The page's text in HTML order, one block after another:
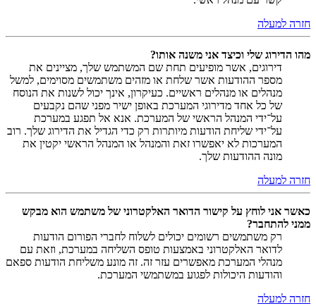
חזרה למעלה
מהו הדירוג שלי וכיצד אני משנה אותו?
דירוגים, אשר מופיעים תחת שם המשתמש שלך, מציינים את
מספר ההודעות אשר שלחת או מזהים משתמשים מסוימים, למשל
מנהלים או מנהלים ראשיים. כעיקרון, אינך יכול לשנות את הנוסח
של כל אחד מדירוגי המערכת באופן ישיר מפני שהם נקבעים
על־ידי המנהל הראשי של המערכת. אנא אל תפגע במערכת
על־ידי שליחת הודעות מיותרות רק כדי הגדיל את הדירוג שלך. רוב
המערכות לא יאפשרו זאת והמנהל או המנהל הראשי יקטין את
מונה ההודעות שלך.
חזרה למעלה
כאשר אני לוחץ על קישור הדואר האלקטרוני של משתמש הוא מבקש
ממני להתחבר?
רק משתמשים רשומים יכולים לשלוח לחברי הפורום הודעות
לדואר האלקטרוני באמצעות טופס השליחה במערכת, וזאת עם
מנהלי המערכת מאפשרים עזר זה. זה מונע משליחת הודעות ספאם
והודעות היכולות לפגוע במשתמשי המערכת.
חזרה למעלה